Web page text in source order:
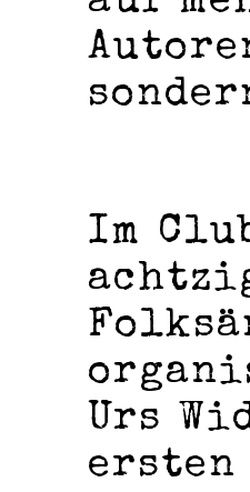
Im
Urs
ersten